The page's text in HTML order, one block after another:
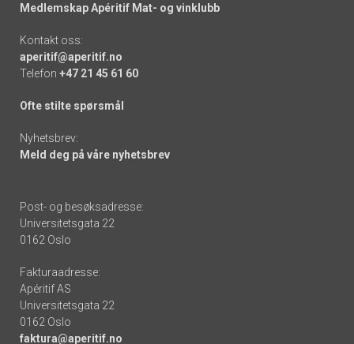
Medlemskap Apéritif Mat- og vinklubb
Kontakt oss:
aperitif@aperitif.no
Telefon +47 21 45 61 60
Ofte stilte spørsmål
Nyhetsbrev:
Meld deg på våre nyhetsbrev
Post- og besøksadresse:
Universitetsgata 22
0162 Oslo
Fakturaadresse:
Apéritif AS
Universitetsgata 22
0162 Oslo
faktura@aperitif.no